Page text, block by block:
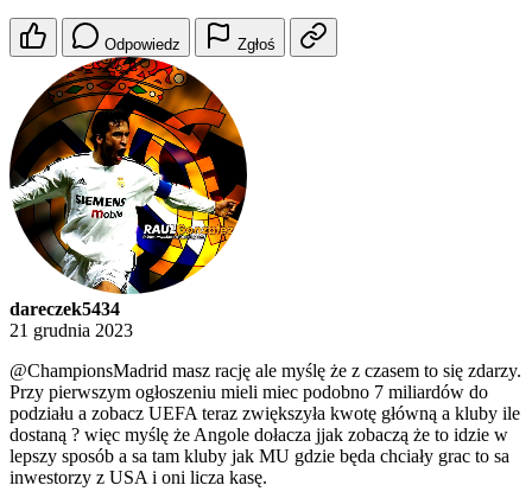
Odpowiedz Zgłoś
dareczek5434
21 grudnia 2023
@ChampionsMadrid masz rację ale myślę że z czasem to się zdarzy.
Przy pierwszym ogłoszeniu mieli miec podobno 7 miliardów do
podziału a zobacz UEFA teraz zwiększyła kwotę główną a kluby ile
dostaną ? więc myślę że Angole dołacza jjak zobaczą że to idzie w
lepszy sposób a sa tam kluby jak MU gdzie będa chciały grac to sa
inwestorzy z USA i oni licza kasę.